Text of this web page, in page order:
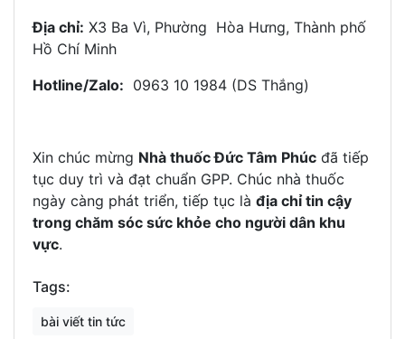
Địa chỉ: X3 Ba Vì, Phường Hòa Hưng, Thành phố
Hồ Chí Minh
Hotline/Zalo: 0963 10 1984 (DS Thắng)
Xin chúc mừng Nhà thuốc Đức Tâm Phúc đã tiếp
tục duy trì và đạt chuẩn GPP. Chúc nhà thuốc
ngày càng phát triển, tiếp tục là địa chỉ tin cậy
trong chăm sóc sức khỏe cho người dân khu
vực.
Tags:
bài viết tin tức